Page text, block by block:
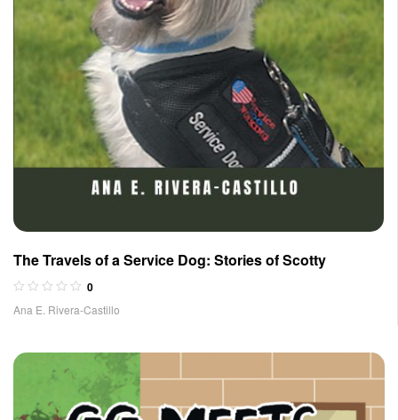
The Travels of a Service Dog: Stories of Scotty
0
Ana E. Rivera-Castillo